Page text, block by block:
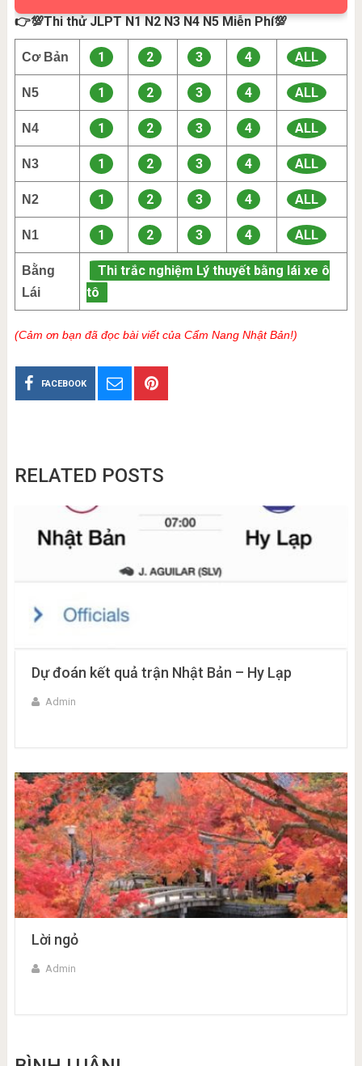
👉💯Thi thử JLPT N1 N2 N3 N4 N5 Miễn Phí💯
Cơ Bản 1 2 3 4 ALL
N5 1 2 3 4 ALL
N4 1 2 3 4 ALL
N3 1 2 3 4 ALL
N2 1 2 3 4 ALL
N1 1 2 3 4 ALL
Bằng
Lái
Thi trắc nghiệm Lý thuyết bằng lái xe ô
tô
(Cảm ơn bạn đã đọc bài viết của Cẩm Nang Nhật Bản!)
FACEBOOK
RELATED POSTS
Dự đoán kết quả trận Nhật Bản – Hy Lạp
Admin
Lời ngỏ
Admin